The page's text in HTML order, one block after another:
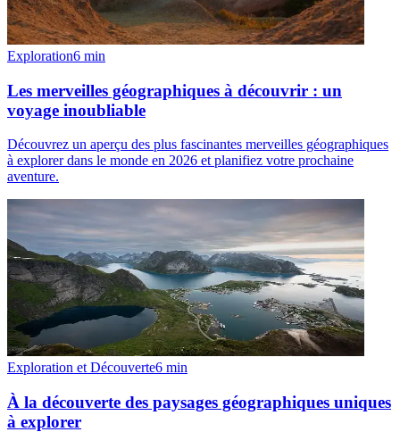
Exploration6 min
Les merveilles géographiques à découvrir : un
voyage inoubliable
Découvrez un aperçu des plus fascinantes merveilles géographiques
à explorer dans le monde en 2026 et planifiez votre prochaine
aventure.
Exploration et Découverte6 min
À la découverte des paysages géographiques uniques
à explorer